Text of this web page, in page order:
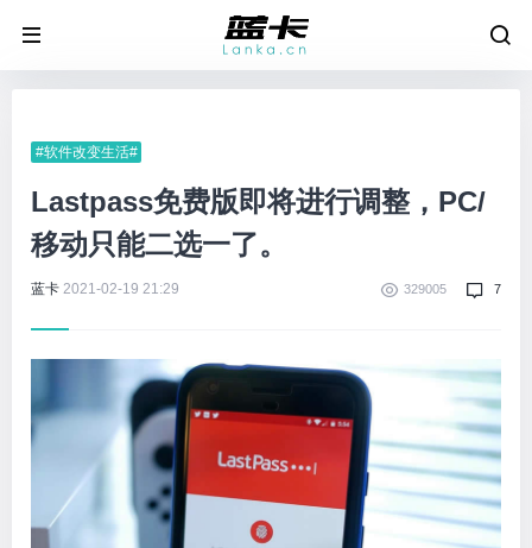
#软件改变生活#
Lastpass免费版即将进行调整，PC/
移动只能二选一了。
蓝卡 2021-02-19 21:29 329005 7